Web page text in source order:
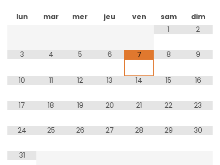
lun mar mer jeu ven sam
dim
1
2
3 4 5 6 7 8 9
10 11 12 13 14 15 16
17 18 19 20 21 22 23
24 25 26 27 28 29 30
31